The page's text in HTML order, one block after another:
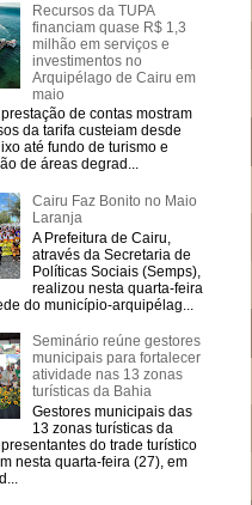
Recursos da TUPA
financiam quase R$ 1,3
milhão em serviços e
investimentos no
Arquipélago de Cairu em
maio
de contas mostram
da tarifa custeiam desde
até fundo de turismo e
de áreas degrad...
Cairu Faz Bonito no Maio
Laranja
A Prefeitura de Cairu,
através da Secretaria de
Políticas Sociais (Semps),
realizou nesta quarta-feira
do município-arquipélag...
Seminário reúne gestores
municipais para fortalecer
atividade nas 13 zonas
turísticas da Bahia
Gestores municipais das
13 zonas turísticas da
do trade turístico
nesta quarta-feira (27), em